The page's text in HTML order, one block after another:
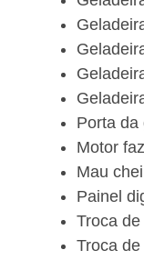
Porta da
Motor
Mau
Painel
Troca
Troca